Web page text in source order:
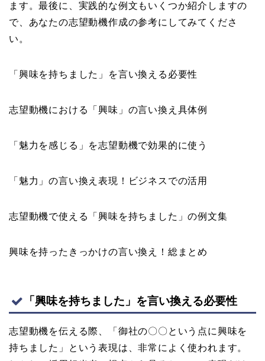
ます。最後に、実践的な例文もいくつか紹介しますの
で、あなたの志望動機作成の参考にしてみてくださ
い。
「興味を持ちました」を言い換える必要性
志望動機における「興味」の言い換え具体例
「魅力を感じる」を志望動機で効果的に使う
「魅力」の言い換え表現！ビジネスでの活用
志望動機で使える「興味を持ちました」の例文集
興味を持ったきっかけの言い換え！総まとめ
「興味を持ちました」を言い換える必要性
志望動機を伝える際、「御社の〇〇という点に興味を
持ちました」という表現は、非常によく使われます。